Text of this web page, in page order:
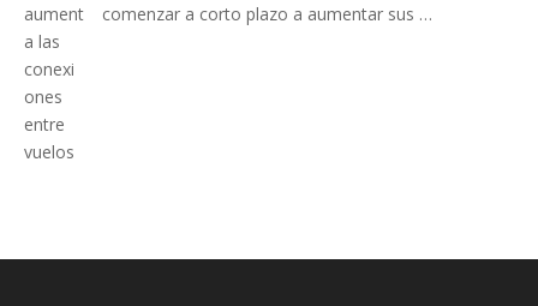
comenzar a corto plazo a aumentar sus …